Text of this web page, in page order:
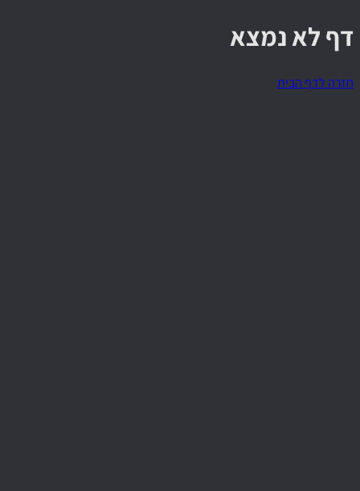
דף לא נמצא
חזרה לדף הבית